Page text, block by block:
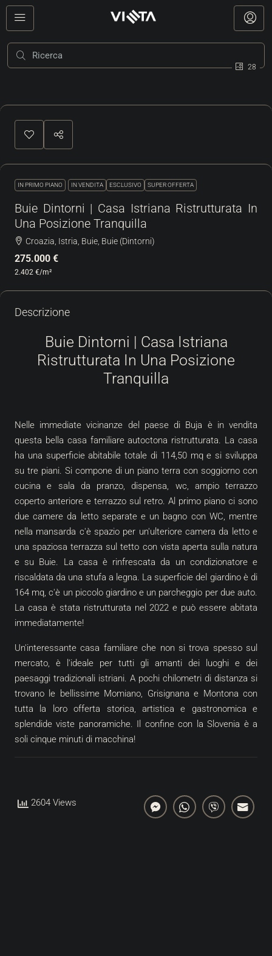
28
IN PRIMO PIANO IN VENDITA ESCLUSIVO SUPER OFFERTA
Buie Dintorni | Casa Istriana Ristrutturata In
Una Posizione Tranquilla
Croazia, Istria, Buie, Buie (Dintorni)
275.000 €
2.402 €/m²
Descrizione
Buie Dintorni | Casa Istriana
Ristrutturata In Una Posizione
Tranquilla
Nelle immediate vicinanze del paese di Buja è in vendita
questa bella casa familiare autoctona ristrutturata. La casa
ha una superficie abitabile totale di 114,50 mq e si sviluppa
su tre piani. Si compone di un piano terra con soggiorno con
cucina e sala da pranzo, dispensa, wc, ampio terrazzo
coperto anteriore e terrazzo sul retro. Al primo piano ci sono
due camere da letto separate e un bagno con WC, mentre
nella mansarda c'è spazio per un'ulteriore camera da letto e
una spaziosa terrazza sul tetto con vista aperta sulla natura
e su Buie. La casa è rinfrescata da un condizionatore e
riscaldata da una stufa a legna. La superficie del giardino è di
164 mq, c'è un piccolo giardino e un parcheggio per due auto.
La casa è stata ristrutturata nel 2022 e può essere abitata
immediatamente!
Un'interessante casa familiare che non si trova spesso sul
mercato, è l'ideale per tutti gli amanti dei luoghi e dei
paesaggi tradizionali istriani. A pochi chilometri di distanza si
trovano le bellissime Momiano, Grisignana e Montona con
tutta la loro offerta storica, artistica e gastronomica e
splendide viste panoramiche. Il confine con la Slovenia è a
soli cinque minuti di macchina!
2604 Views